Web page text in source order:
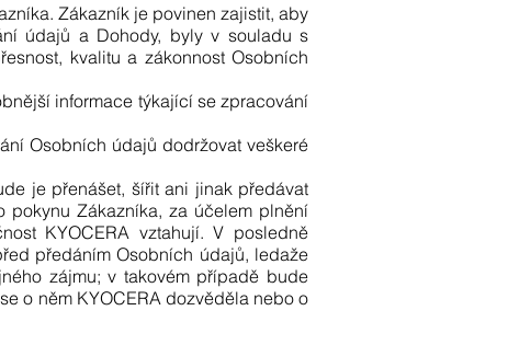
Zákazník je povinen zajistit, aby
údajů a Dohody, byly v souladu s
kvalitu a zákonnost Osobních
informace týkající se zpracování
Osobních údajů dodržovat veškeré
je přenášet, šířit ani jinak předávat
Zákazníka, za účelem plnění
KYOCERA vztahují. V posledně
předáním Osobních údajů, ledaže
zájmu; v takovém případě bude
o něm KYOCERA dozvěděla nebo o